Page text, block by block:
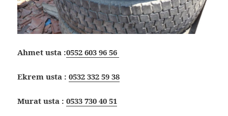
Ahmet usta :0552 603 96 56
Ekrem usta :0532 332 59 38
Murat usta :0533 730 40 51